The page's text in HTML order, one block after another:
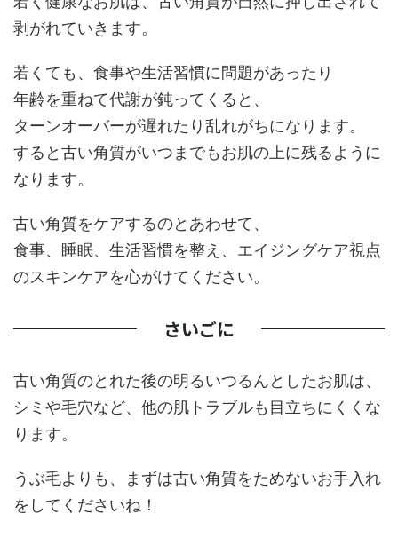
剥がれていきます。
若くても、食事や生活習慣に問題があったり
年齢を重ねて代謝が鈍ってくると、
ターンオーバーが遅れたり乱れがちになります。
すると古い角質がいつまでもお肌の上に残るように
なります。
古い角質をケアするのとあわせて、
食事、睡眠、生活習慣を整え、エイジングケア視点
のスキンケアを心がけてください。
さいごに
古い角質のとれた後の明るいつるんとしたお肌は、
シミや毛穴など、他の肌トラブルも目立ちにくくな
ります。
うぶ毛よりも、まずは古い角質をためないお手入れ
をしてくださいね！